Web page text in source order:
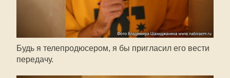
Будь я телепродюсером, я бы пригласил его вести
передачу.